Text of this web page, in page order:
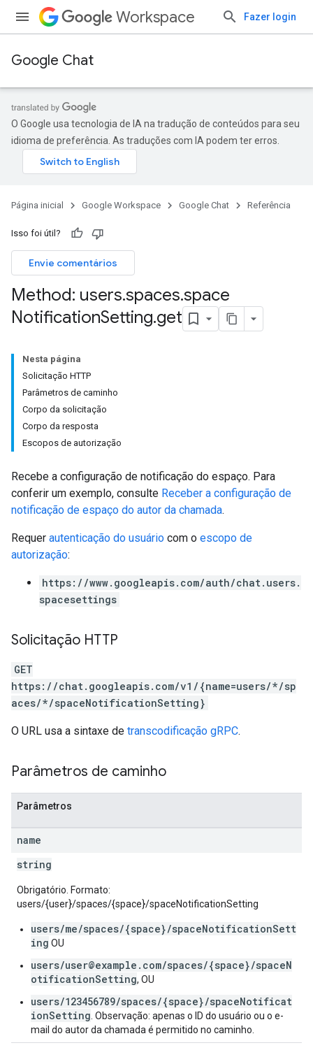
Workspace Fazer login
Google Chat
O Google usa tecnologia de IA na tradução de conteúdos para seu
idioma de preferência. As traduções com IA podem ter erros.
Página inicial Google Workspace Google Chat Referência
Isso foi útil?
Envie comentários
Method: users.spaces.space
NotificationSetting.get
Nesta página
Solicitação HTTP
Parâmetros de caminho
Corpo da solicitação
Corpo da resposta
Escopos de autorização
Recebe a configuração de notificação do espaço. Para
conferir um exemplo, consulte Receber a configuração de
notificação de espaço do autor da chamada.
Requer autenticação do usuário com o escopo de
autorização:
https://www.googleapis.com/auth/chat.users.
spacesettings
Solicitação HTTP
GET
https://chat.googleapis.com/v1/{name=users/*/sp
aces/*/spaceNotificationSetting}
O URL usa a sintaxe de transcodificação gRPC.
Parâmetros de caminho
Parâmetros
name
string
Obrigatório. Formato:
users/{user}/spaces/{space}/spaceNotificationSetting
users/me/spaces/{space}/spaceNotificationSett
ing OU
users/user@example.com/spaces/{space}/spaceN
otificationSetting, OU
users/123456789/spaces/{space}/spaceNotificat
ionSetting . Observação: apenas o ID do usuário ou o e-
mail do autor da chamada é permitido no caminho.